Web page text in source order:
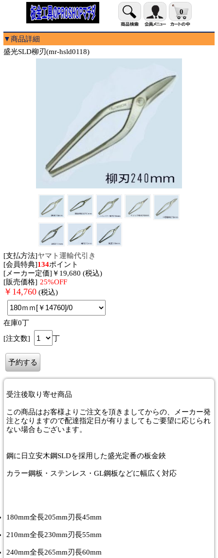
0
▼商品詳細
盛光SLD柳刃(mr-hsld0118)
[支払方法]ヤマト運輸代引き
[会員特典]134ポイント
[メーカー定価]￥19,680 (税込)
[販売価格] 25%OFF
￥ 14,760 (税込)
在庫0丁
[注文数]
丁
受注後取り寄せ商品
この商品はお客様よりご注文を頂きましてからの、メーカー発
注となりますので配達指定日が有りましてもご要望に応じられ
ない場合もございます。
鋼に日立安木鋼SLDを採用した盛光定番の板金鋏
カラー鋼板・ステンレス・GL鋼板などに幅広く対応
180mm全長205mm刃長45mm
210mm全長230mm刃長55mm
240mm全長265mm刃長60mm